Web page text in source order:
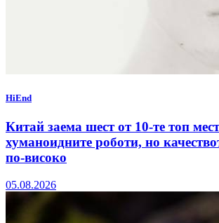
HiEnd
Китай заема шест от 10-те топ
хуманоидните роботи, но
по-високо
05.08.2026